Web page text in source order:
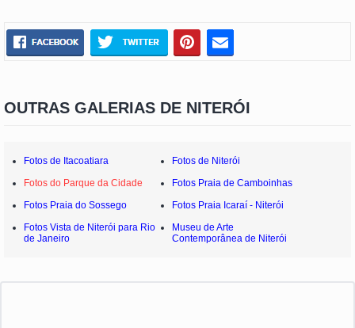
OUTRAS GALERIAS DE NITERÓI
Fotos de Itacoatiara
Fotos de Niterói
Fotos do Parque da Cidade
Fotos Praia de Camboinhas
Fotos Praia do Sossego
Fotos Praia Icaraí - Niterói
Fotos Vista de Niterói para Rio
de Janeiro
Museu de Arte
Contemporânea de Niterói